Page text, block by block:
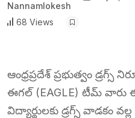
Nannamlokesh
68 Views
ఆంధ్రప్రదేశ్ ప్రభుత్వం డ్రగ్స్
ఈగల్ (EAGLE) టీమ్ వారు
విద్యార్థులకు డ్రగ్స్ వాడకం